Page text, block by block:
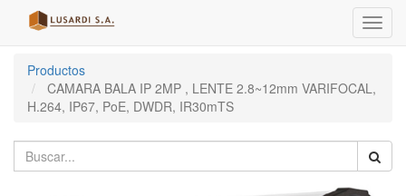
Menú
de
Productos
CAMARA BALA IP 2MP , LENTE 2.8~12mm VARIFOCAL,
H.264, IP67, PoE, DWDR, IR30mTS